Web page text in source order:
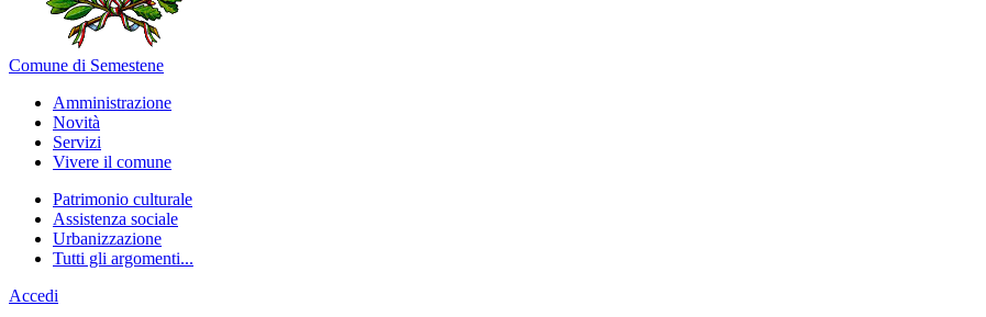
Comune di Semestene
Amministrazione
Novità
Servizi
Vivere il comune
Patrimonio culturale
Assistenza sociale
Urbanizzazione
Tutti gli argomenti...
Accedi